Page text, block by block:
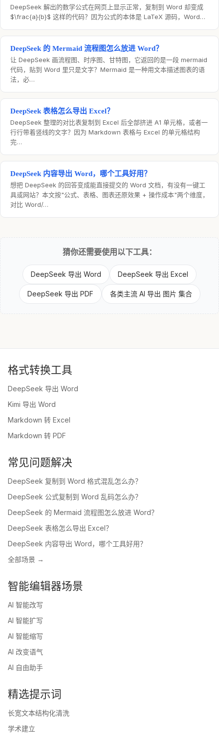
DeepSeek 解出的数学公式在网页上显示正常，复制到 Word 却变成
$\frac{a}{b}$ 这样的代码？因为公式的本体是 LaTeX 源码，Word…
DeepSeek 的 Mermaid 流程图怎么放进 Word？
让 DeepSeek 画流程图、时序图、甘特图，它返回的是一段 mermaid
代码，贴到 Word 里只是文字？Mermaid 是一种用文本描述图表的语
法，必…
DeepSeek 表格怎么导出 Excel？
DeepSeek 整理的对比表复制到 Excel 后全部挤进 A1 单元格，或者一
行行带着竖线的文字？因为 Markdown 表格与 Excel 的单元格结构
完…
DeepSeek 内容导出 Word，哪个工具好用？
想把 DeepSeek 的回答变成能直接提交的 Word 文档，有没有一键工
具或网站？本文按"公式、表格、图表还原效果 + 操作成本"两个维度，
对比 Word/…
猜你还需要使用以下工具：
DeepSeek 导出 Word DeepSeek 导出 Excel
DeepSeek 导出 PDF 各类主流 AI 导出 图片 集合
格式转换工具
DeepSeek 导出 Word
Kimi 导出 Word
Markdown 转 Excel
Markdown 转 PDF
常见问题解决
DeepSeek 复制到 Word 格式混乱怎么办？
DeepSeek 公式复制到 Word 乱码怎么办？
DeepSeek 的 Mermaid 流程图怎么放进 Word？
DeepSeek 表格怎么导出 Excel？
DeepSeek 内容导出 Word，哪个工具好用？
全部场景 →
智能编辑器场景
AI 智能改写
AI 智能扩写
AI 智能缩写
AI 改变语气
AI 自由助手
精选提示词
长宽文本结构化清洗
学术建立